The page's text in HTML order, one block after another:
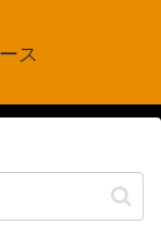
ス